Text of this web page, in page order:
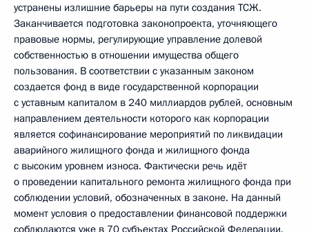
устранены излишние барьеры на пути создания ТСЖ.
Заканчивается подготовка законопроекта, уточняющего
правовые нормы, регулирующие управление долевой
собственностью в отношении имущества общего
пользования. В соответствии с указанным законом
создается фонд в виде государственной корпорации
с уставным капиталом в 240 миллиардов рублей, основным
направлением деятельности которого как корпорации
является софинансирование мероприятий по ликвидации
аварийного жилищного фонда и жилищного фонда
с высоким уровнем износа. Фактически речь идёт
о проведении капитального ремонта жилищного фонда при
соблюдении условий, обозначенных в законе. На данный
момент условия о предоставлении финансовой поддержки
соблюдаются уже в 70 субъектах Российской Федерации.